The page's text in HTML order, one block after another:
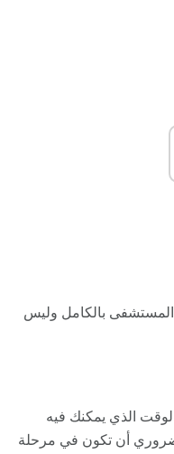
بالكامل وليس
الذي يمكنك فيه
أن تكون في مرحلة